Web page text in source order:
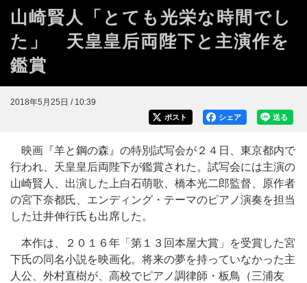
山崎賢人「とても光栄な時間でし
た」 天皇皇后両陛下と主演作を
鑑賞
2018年5月25日 / 10:39
送る
シェア
ポスト
映画『羊と鋼の森』の特別試写会が２４日、東京都内で
行われ、天皇皇后両陛下が鑑賞された。試写会には主演の
山崎賢人、出演した上白石萌歌、橋本光二郎監督、原作者
の宮下奈都氏、エンディング・テーマのピアノ演奏を担当
した辻井伸行氏も出席した。
本作は、２０１６年「第１３回本屋大賞」を受賞した宮
下氏の同名小説を映画化。将来の夢を持っていなかった主
人公、外村直樹が、高校でピアノ調律師・板鳥（三浦友